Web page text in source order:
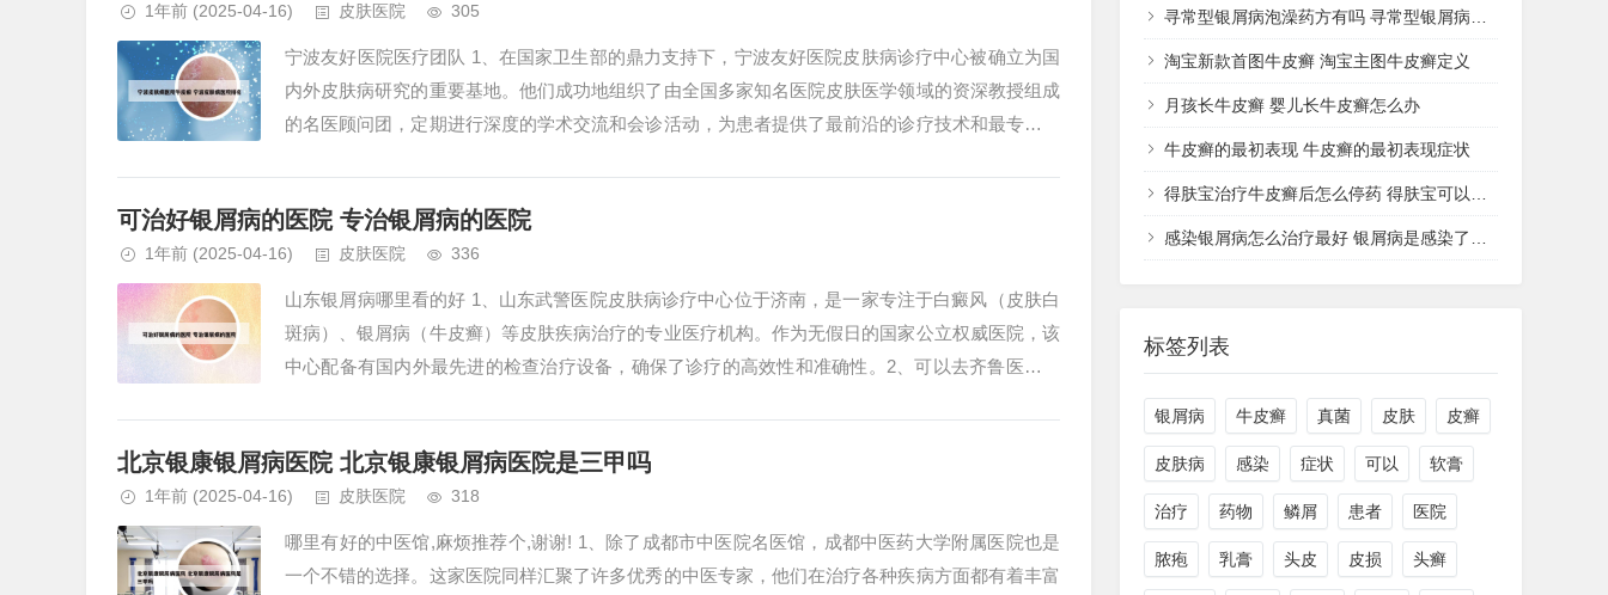
1年前 (2025-04-16) 皮肤医院 305
宁波友好医院医疗团队 1、在国家卫生部的鼎力支持下，宁波友好医院皮肤病诊疗中心被确立为国
内外皮肤病研究的重要基地。他们成功地组织了由全国多家知名医院皮肤医学领域的资深教授组成
的名医顾问团，定期进行深度的学术交流和会诊活动，为患者提供了最前沿的诊疗技术和最专业的
可治好银屑病的医院 专治银屑病的医院
1年前 (2025-04-16) 皮肤医院 336
山东银屑病哪里看的好 1、山东武警医院皮肤病诊疗中心位于济南，是一家专注于白癜风（皮肤白
斑病）、银屑病（牛皮癣）等皮肤疾病治疗的专业医疗机构。作为无假日的国家公立权威医院，该
中心配备有国内外最先进的检查治疗设备，确保了诊疗的高效性和准确性。2、可以去齐鲁医院或
北京银康银屑病医院 北京银康银屑病医院是三甲吗
1年前 (2025-04-16) 皮肤医院 318
哪里有好的中医馆,麻烦推荐个,谢谢! 1、除了成都市中医院名医馆，成都中医药大学附属医院也是
一个不错的选择。这家医院同样汇聚了许多优秀的中医专家，他们在治疗各种疾病方面都有着丰富
寻常型银屑病泡澡药方有吗 寻常型银屑病用什么药洗
淘宝新款首图牛皮癣 淘宝主图牛皮癣定义
月孩长牛皮癣 婴儿长牛皮癣怎么办
牛皮癣的最初表现 牛皮癣的最初表现症状
得肤宝治疗牛皮癣后怎么停药 得肤宝可以治疗湿疹吗
感染银屑病怎么治疗最好 银屑病是感染了什么病菌
标签列表
银屑病 牛皮癣 真菌 皮肤 皮癣
皮肤病 感染 症状 可以 软膏
治疗 药物 鳞屑 患者 医院
脓疱 乳膏 头皮 皮损 头癣